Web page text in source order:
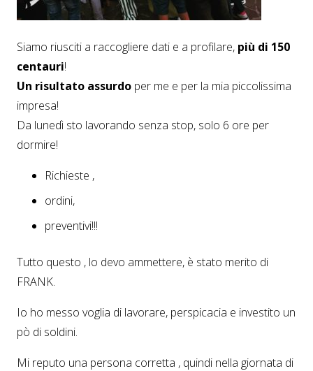
Siamo riusciti a raccogliere dati e a profilare, più di 150
centauri!
Un risultato assurdo per me e per la mia piccolissima
impresa!
Da lunedì sto lavorando senza stop, solo 6 ore per
dormire!
Richieste ,
ordini,
preventivi!!!
Tutto questo , lo devo ammettere, è stato merito di
FRANK.
Io ho messo voglia di lavorare, perspicacia e investito un
pò di soldini.
Mi reputo una persona corretta , quindi nella giornata di